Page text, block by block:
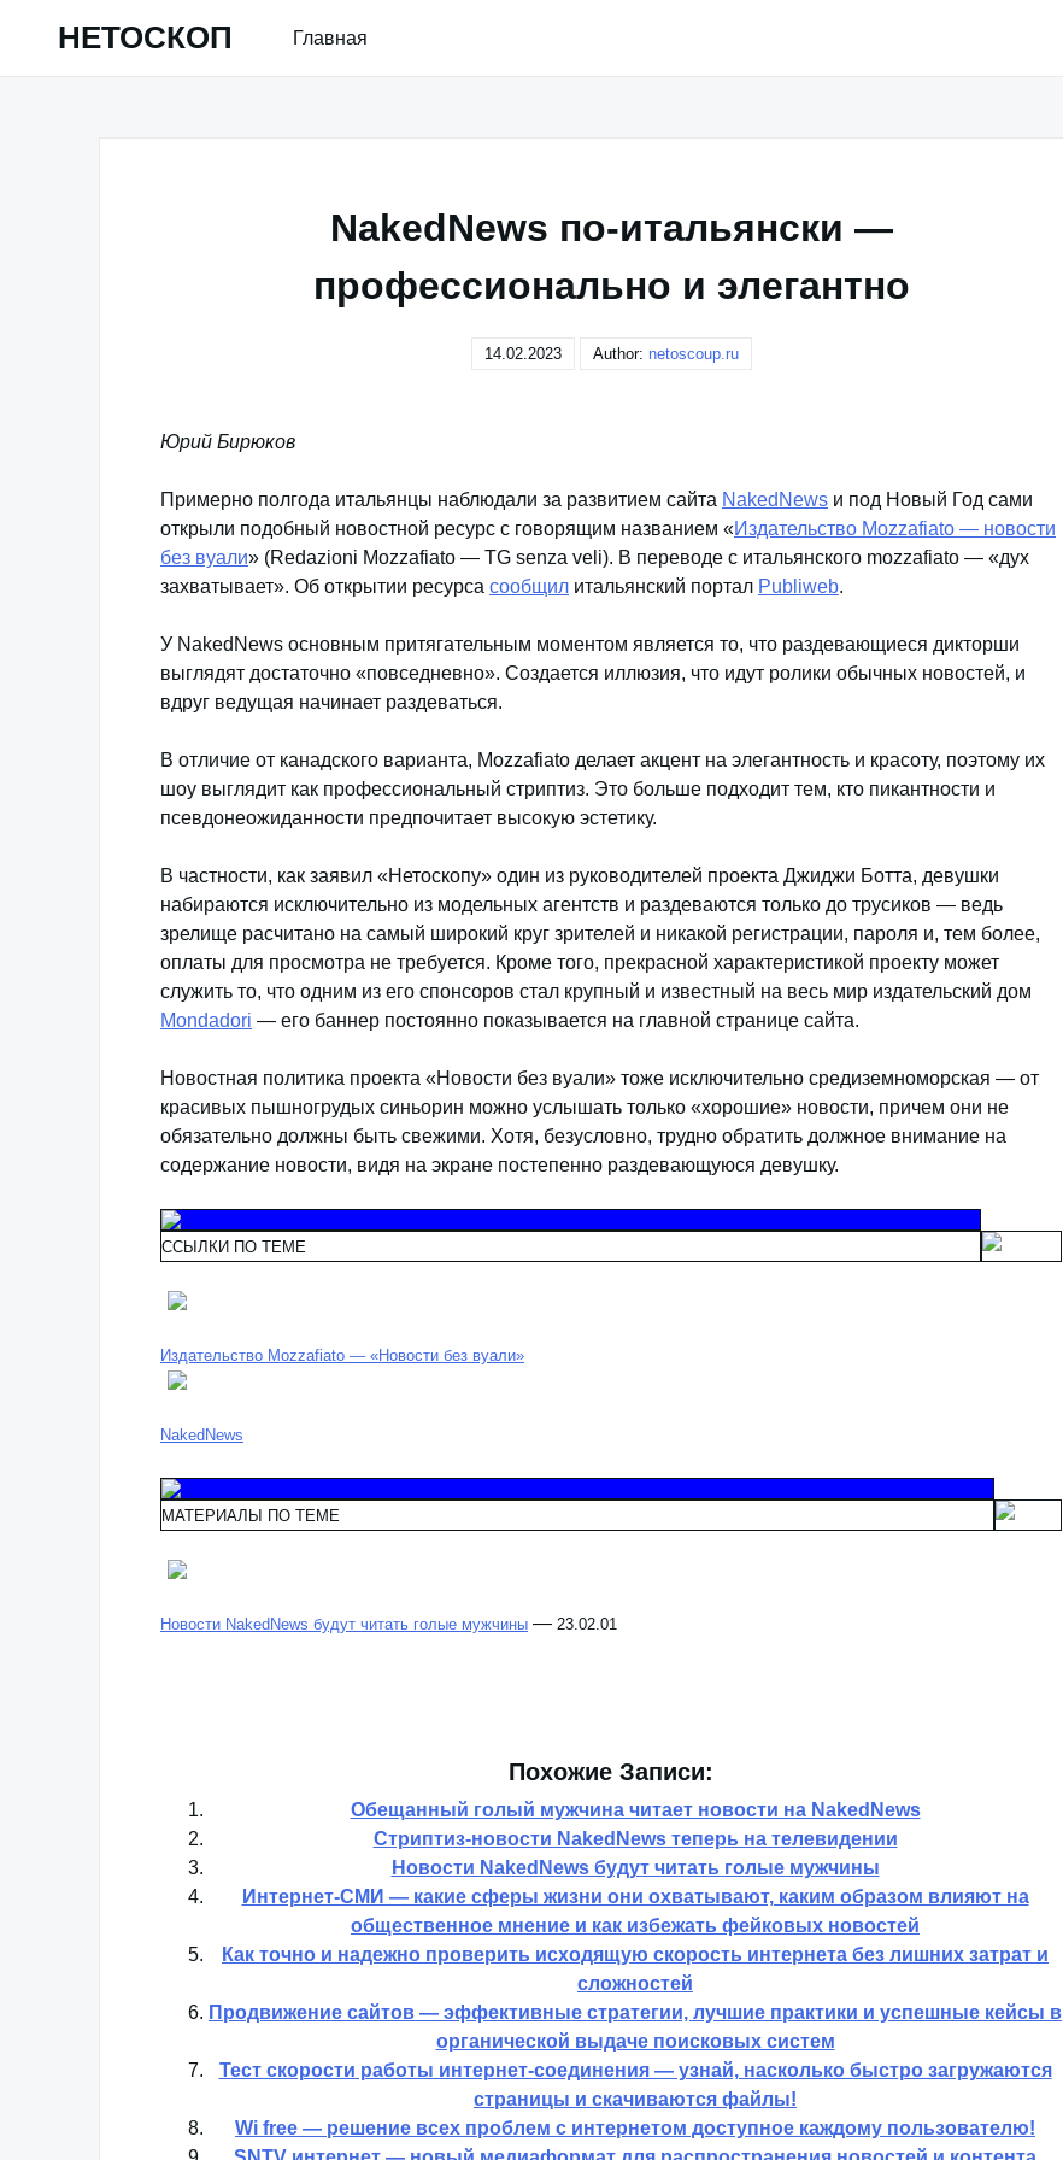
НЕТОСКОП Главная
NakedNews по-итальянски —
профессионально и элегантно
14.02.2023 Author: netoscoup.ru
Юрий Бирюков
Примерно полгода итальянцы наблюдали за развитием сайта NakedNews и под Новый Год сами
открыли подобный новостной ресурс с говорящим названием «Издательство Mozzafiato — новости
без вуали» (Redazioni Mozzafiato — TG senza veli). В переводе с итальянского mozzafiato — «дух
захватывает». Об открытии ресурса сообщил итальянский портал Publiweb.
У NakedNews основным притягательным моментом является то, что раздевающиеся дикторши
выглядят достаточно «повседневно». Создается иллюзия, что идут ролики обычных новостей, и
вдруг ведущая начинает раздеваться.
В отличие от канадского варианта, Mozzafiato делает акцент на элегантность и красоту, поэтому их
шоу выглядит как профессиональный стриптиз. Это больше подходит тем, кто пикантности и
псевдонеожиданности предпочитает высокую эстетику.
В частности, как заявил «Нетоскопу» один из руководителей проекта Джиджи Ботта, девушки
набираются исключительно из модельных агентств и раздеваются только до трусиков — ведь
зрелище расчитано на самый широкий круг зрителей и никакой регистрации, пароля и, тем более,
оплаты для просмотра не требуется. Кроме того, прекрасной характеристикой проекту может
служить то, что одним из его спонсоров стал крупный и известный на весь мир издательский дом
Mondadori — его баннер постоянно показывается на главной странице сайта.
Новостная политика проекта «Новости без вуали» тоже исключительно средиземноморская — от
красивых пышногрудых синьорин можно услышать только «хорошие» новости, причем они не
обязательно должны быть свежими. Хотя, безусловно, трудно обратить должное внимание на
содержание новости, видя на экране постепенно раздевающуюся девушку.
ССЫЛКИ ПО ТЕМЕ
Издательство Mozzafiato — «Новости без вуали»
NakedNews
МАТЕРИАЛЫ ПО ТЕМЕ
Новости NakedNews будут читать голые мужчины — 23.02.01
Похожие Записи:
Обещанный голый мужчина читает новости на NakedNews
Стриптиз-новости NakedNews теперь на телевидении
Новости NakedNews будут читать голые мужчины
Интернет-СМИ — какие сферы жизни они охватывают, каким образом влияют на
общественное мнение и как избежать фейковых новостей
Как точно и надежно проверить исходящую скорость интернета без лишних затрат и
сложностей
Продвижение сайтов — эффективные стратегии, лучшие практики и успешные кейсы в
органической выдаче поисковых систем
Тест скорости работы интернет-соединения — узнай, насколько быстро загружаются
страницы и скачиваются файлы!
Wi free — решение всех проблем с интернетом доступное каждому пользователю!